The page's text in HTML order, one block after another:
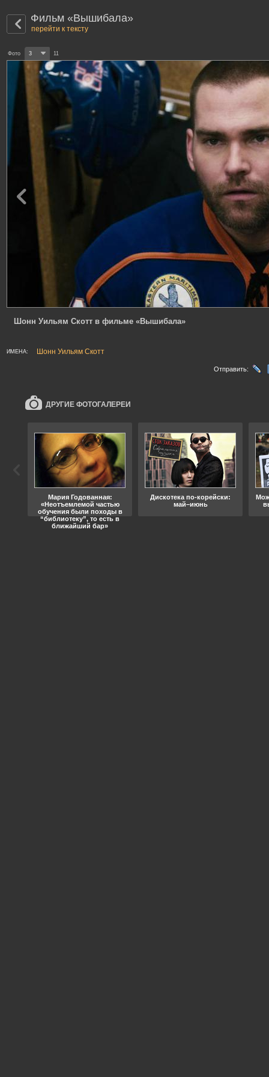
Фильм «Вышибала»
перейти к тексту
Фото 3 11
Шонн Уильям Скотт в фильме «Вышибала»
ИМЕНА: Шонн Уильям Скотт
Отправить:
ДРУГИЕ ФОТОГАЛЕРЕИ
Мария Годованная:
«Неотъемлемой частью
обучения были походы в
“библиотеку”, то есть в
ближайший бар»
Дискотека по-корейски:
май–июнь